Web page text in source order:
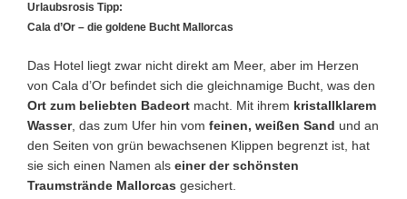
Urlaubsrosis Tipp:
Cala d’Or – die goldene Bucht Mallorcas
Das Hotel liegt zwar nicht direkt am Meer, aber im Herzen
von Cala d’Or befindet sich die gleichnamige Bucht, was den
Ort zum beliebten Badeort macht. Mit ihrem kristallklarem
Wasser, das zum Ufer hin vom feinen, weißen Sand und an
den Seiten von grün bewachsenen Klippen begrenzt ist, hat
sie sich einen Namen als einer der schönsten
Traumstrände Mallorcas gesichert.